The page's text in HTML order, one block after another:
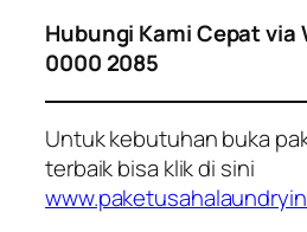
Hubungi Kami Cepat via
0000 2085
Untuk kebutuhan buka
terbaik bisa klik di sini